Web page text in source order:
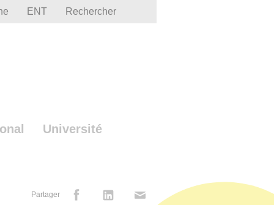
ENT Rechercher
Université
Partager